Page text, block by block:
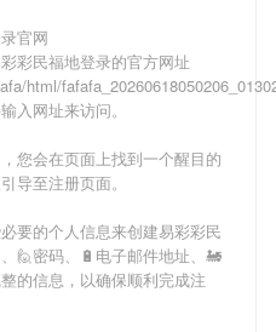
官网
彩民福地登录的官方网址
html/
入网址来访问。
您会在页面上找到一个醒目的
导至注册页面。
要的个人信息来创建易彩彩民
🙋密码、🔋电子邮件地址、🚂
的信息，以确保顺利完成注